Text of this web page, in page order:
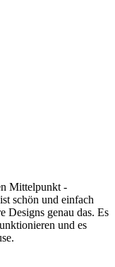
Mittelpunkt -
schön und einfach
Designs genau das. Es
und es